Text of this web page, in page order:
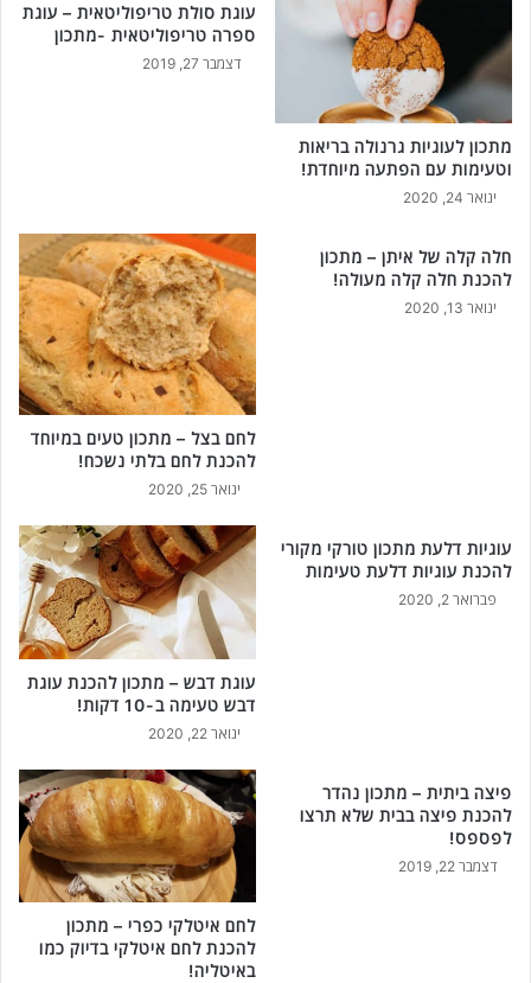
מתכון לעוגיות גרנולה בריאות
וטעימות עם הפתעה מיוחדת!
ינואר 24, 2020
עוגת סולת טריפוליטאית – עוגת
ספרה טריפוליטאית -מתכון
דצמבר 27, 2019
חלה קלה של איתן – מתכון
להכנת חלה קלה מעולה!
ינואר 13, 2020
לחם בצל – מתכון טעים במיוחד
להכנת לחם בלתי נשכח!
ינואר 25, 2020
עוגיות דלעת מתכון טורקי מקורי
להכנת עוגיות דלעת טעימות
פברואר 2, 2020
עוגת דבש – מתכון להכנת עוגת
דבש טעימה ב-10 דקות!
ינואר 22, 2020
פיצה ביתית – מתכון נהדר
להכנת פיצה בבית שלא תרצו
לפספס!
דצמבר 22, 2019
לחם איטלקי כפרי – מתכון
להכנת לחם איטלקי בדיוק כמו
באיטליה!